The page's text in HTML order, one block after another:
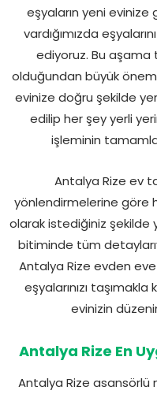
eşyaların yeni evinize
vardığımızda
ediyoruz. Bu aşama
olduğundan büyük önem
evinize doğru şekilde
edilip her şey yerli
işleminin
Antalya Rize ev
yönlendirmelerine göre
olarak istediğiniz şekilde
bitiminde tüm
Antalya Rize evden
eşyalarınızı
evinizin
Antalya Rize En
Antalya Rize asansörlü